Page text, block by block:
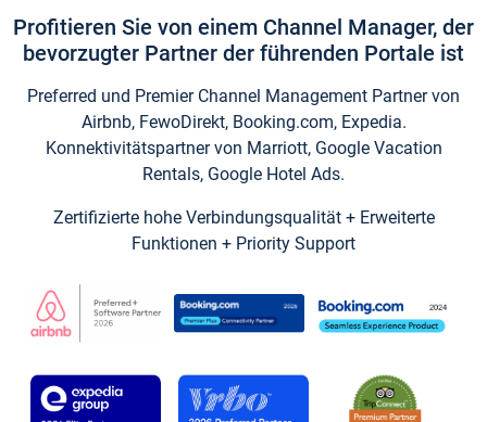
Profitieren Sie von einem Channel Manager, der
bevorzugter Partner der führenden Portale ist
Preferred und Premier Channel Management Partner von
Airbnb, FewoDirekt, Booking.com, Expedia.
Konnektivitätspartner von Marriott, Google Vacation
Rentals, Google Hotel Ads.
Zertifizierte hohe Verbindungsqualität + Erweiterte
Funktionen + Priority Support